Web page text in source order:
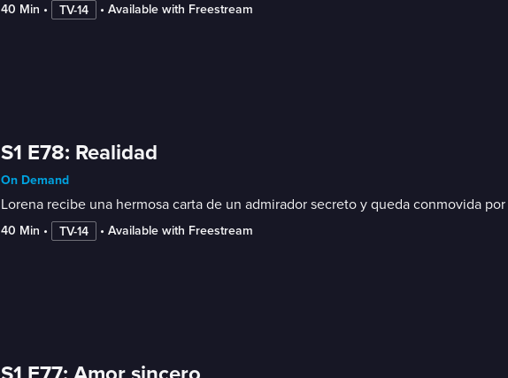
40 Min • TV-14 • Available with Freestream
S1 E78: Realidad
On Demand
Lorena recibe una hermosa carta de un admirador secreto y queda conmovida
40 Min • TV-14 • Available with Freestream